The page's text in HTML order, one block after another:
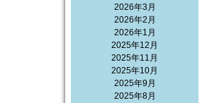
2026年3月
2026年2月
2026年1月
2025年12月
2025年11月
2025年10月
2025年9月
2025年8月